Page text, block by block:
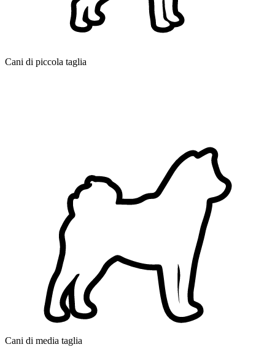
Cani di piccola taglia
Cani di media taglia